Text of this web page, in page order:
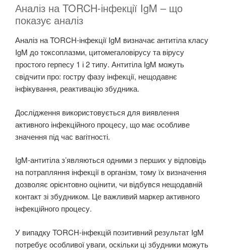
Аналіз на TORCH-інфекції IgM – що
показує аналіз
Аналіз на TORCH-інфекції IgM визначає антитіла класу
IgM до токсоплазми, цитомегаловірусу та вірусу
простого герпесу 1 і 2 типу. Антитіла IgM можуть
свідчити про: гостру фазу інфекції, нещодавнє
інфікування, реактивацію збудника.
Дослідження використовується для виявлення
активного інфекційного процесу, що має особливе
значення під час вагітності.
IgM-антитіла з’являються одними з перших у відповідь
на потрапляння інфекції в організм, тому їх визначення
дозволяє орієнтовно оцінити, чи відбувся нещодавній
контакт зі збудником. Це важливий маркер активного
інфекційного процесу.
У випадку TORCH-інфекцій позитивний результат IgM
потребує особливої уваги, оскільки ці збудники можуть